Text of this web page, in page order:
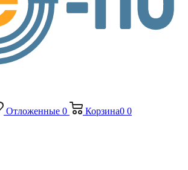
Отложенные 0 Корзина0 0